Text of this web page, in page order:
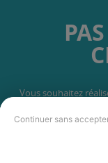
Continuer sans
Vous souhaitez